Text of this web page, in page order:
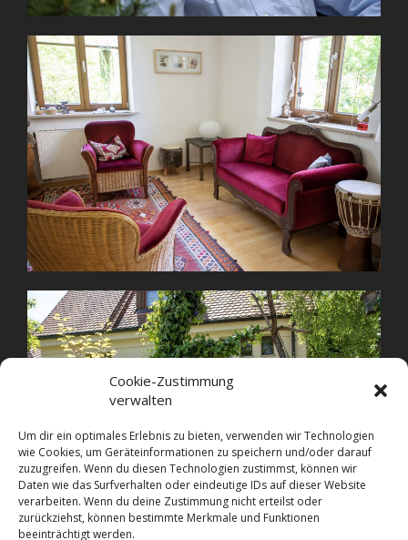
Cookie-Zustimmung
verwalten
Um dir ein optimales Erlebnis zu bieten, verwenden wir Technologien
wie Cookies, um Geräteinformationen zu speichern und/oder darauf
zuzugreifen. Wenn du diesen Technologien zustimmst, können wir
Daten wie das Surfverhalten oder eindeutige IDs auf dieser Website
verarbeiten. Wenn du deine Zustimmung nicht erteilst oder
zurückziehst, können bestimmte Merkmale und Funktionen
beeinträchtigt werden.